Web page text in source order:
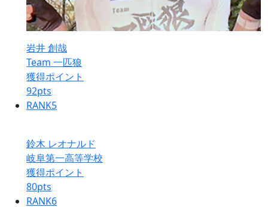
岩井 創哉
Team 一匹狼
獲得ポイント
92pts
RANK5
鈴木 レオナルド
岐阜第一高等学校
獲得ポイント
80pts
RANK6